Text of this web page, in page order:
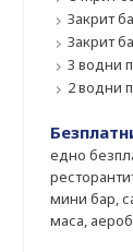
Закрит
Закрит
3 водни
2 водни
eдно
мини бар,
маса,